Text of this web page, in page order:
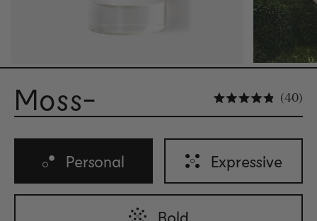
Moss- 40
Personal Expressive
Bold